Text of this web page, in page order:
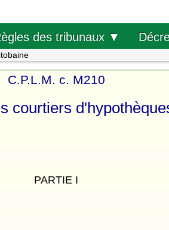
des tribunaux ▼
C.P.L.M. c. M210
courtiers
PARTIE I